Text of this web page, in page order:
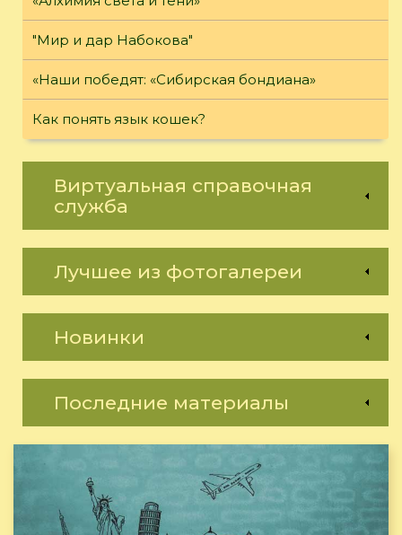
"Мир и дар Набокова"
«Наши победят: «Сибирская бондиана»
Как понять язык кошек?
Виртуальная справочная
служба
Лучшее из фотогалереи
Новинки
Последние материалы